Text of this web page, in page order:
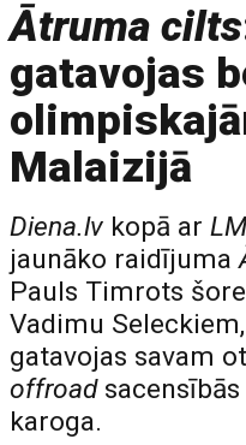
Ātruma cilts
gatavojas
Malaizijā
Diena.lv kopā ar
jaunāko raidījuma
Pauls Timrots
Vadimu
gatavojas savam
offroad
karoga.